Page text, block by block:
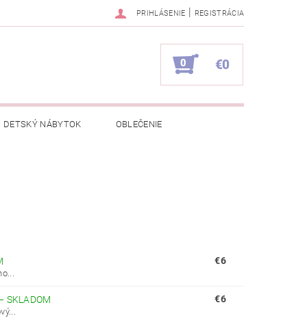
PRIHLÁSENIE | REGISTRÁCIA
0 €0
DETSKÝ NÁBYTOK OBLEČENIE
€6
SKLADOM €6